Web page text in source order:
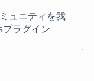
ュニティを我
プラグイン